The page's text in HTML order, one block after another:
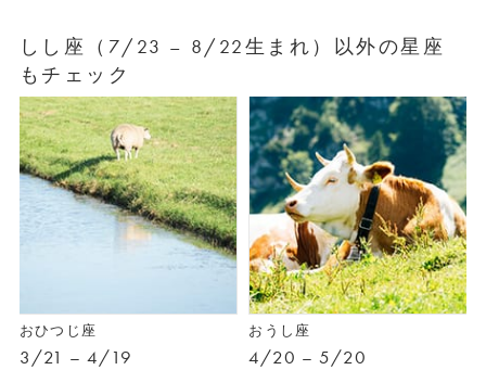
しし座（7/23 – 8/22生まれ）以外の星座
もチェック
おひつじ座
3/21 – 4/19
おうし座
4/20 – 5/20